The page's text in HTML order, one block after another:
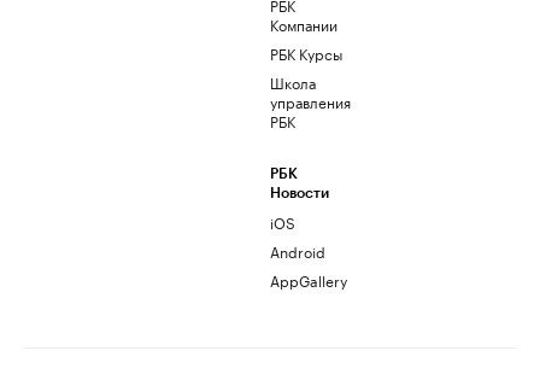
РБК
Компании
РБК Курсы
Школа
управления
РБК
РБК
Новости
iOS
Android
AppGallery